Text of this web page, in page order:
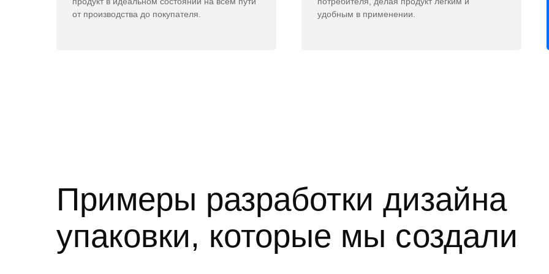
удобным в применении.
от производства до покупателя.
Примеры разработки дизайна
упаковки, которые мы создали